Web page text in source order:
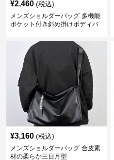
¥2,460 (税込)
メンズショルダーバッグ 多機能
ポケット付き斜め掛けボディバ
¥3,160 (税込)
メンズショルダーバッグ 合皮素
材の柔らか三日月型